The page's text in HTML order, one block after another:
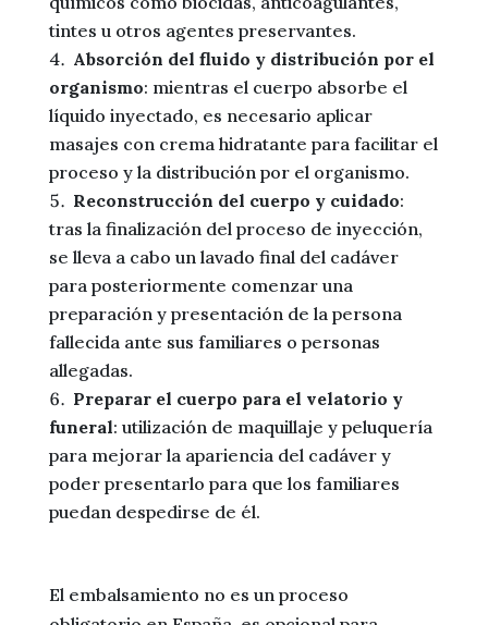
tintes u otros agentes preservantes.
Absorción del fluido y distribución por el
organismo: mientras el cuerpo absorbe el
líquido inyectado, es necesario aplicar
masajes con crema hidratante para facilitar el
proceso y la distribución por el organismo.
Reconstrucción del cuerpo y cuidado:
tras la finalización del proceso de inyección,
se lleva a cabo un lavado final del cadáver
para posteriormente comenzar una
preparación y presentación de la persona
fallecida ante sus familiares o personas
allegadas.
Preparar el cuerpo para el velatorio y
funeral: utilización de maquillaje y peluquería
para mejorar la apariencia del cadáver y
poder presentarlo para que los familiares
puedan despedirse de él.
El embalsamiento no es un proceso